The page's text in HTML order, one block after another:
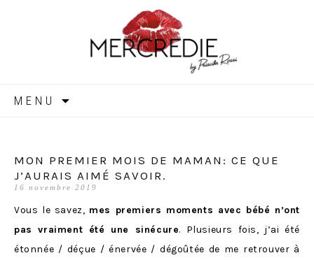
MERCREDIE
MENU
MON PREMIER MOIS DE MAMAN: CE QUE
J’AURAIS AIMÉ SAVOIR.
16 novembre 2019
Vous le savez, mes premiers moments avec bébé n’ont
pas vraiment été une sinécure. Plusieurs fois, j’ai été
étonnée / déçue / énervée / dégoûtée de me retrouver à